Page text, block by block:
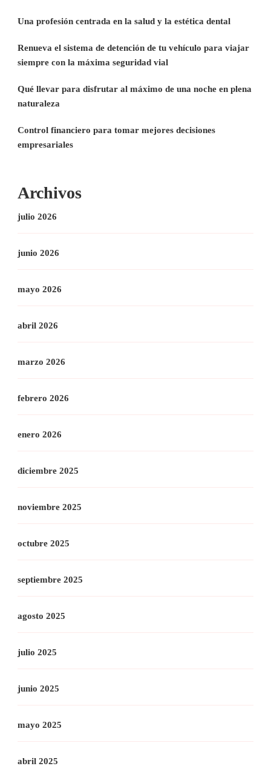
Una profesión centrada en la salud y la estética dental
Renueva el sistema de detención de tu vehículo para viajar
siempre con la máxima seguridad vial
Qué llevar para disfrutar al máximo de una noche en plena
naturaleza
Control financiero para tomar mejores decisiones
empresariales
Archivos
julio 2026
junio 2026
mayo 2026
abril 2026
marzo 2026
febrero 2026
enero 2026
diciembre 2025
noviembre 2025
octubre 2025
septiembre 2025
agosto 2025
julio 2025
junio 2025
mayo 2025
abril 2025